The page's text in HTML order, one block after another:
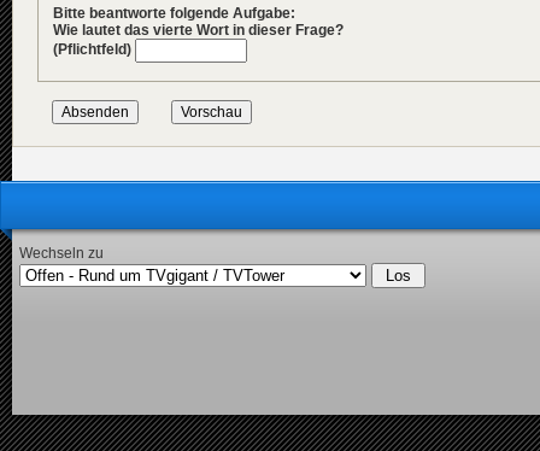
Bitte beantworte folgende Aufgabe:
Wie lautet das vierte Wort in dieser Frage?
(Pflichtfeld)
Wechseln zu